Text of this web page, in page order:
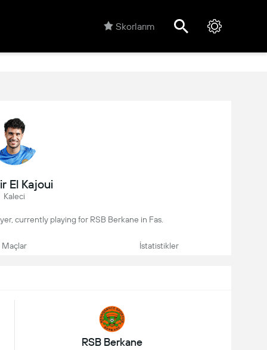
Skorlarım
El Kajoui
Kaleci
currently playing for RSB Berkane in Fas.
Maçlar İstatistikler
RSB Berkane